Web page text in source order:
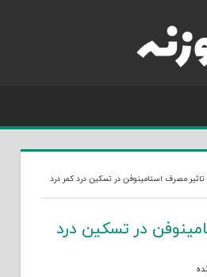
تاثیر مصرف استامینوفن در تسکین درد کمر درد
در تسکین درد